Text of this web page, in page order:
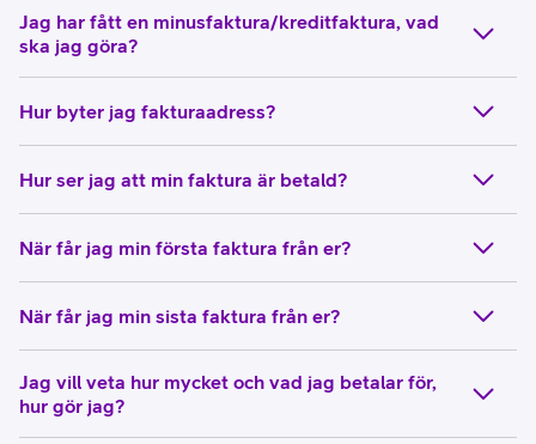
Jag har fått en minusfaktura/kreditfaktura, vad
ska jag göra?
Hur byter jag fakturaadress?
Hur ser jag att min faktura är betald?
När får jag min första faktura från er?
När får jag min sista faktura från er?
Jag vill veta hur mycket och vad jag betalar för,
hur gör jag?